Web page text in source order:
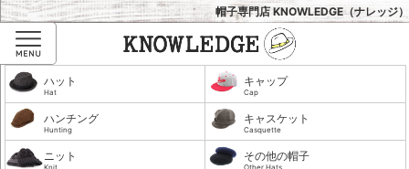
Menu
帽子専門店 KNOWLEDGE（ナレッジ）
ハット
Hat
キャップ
Cap
ハンチング
Hunting
キャスケット
Casquette
ニット
Knit
その他の帽子
Other Hats